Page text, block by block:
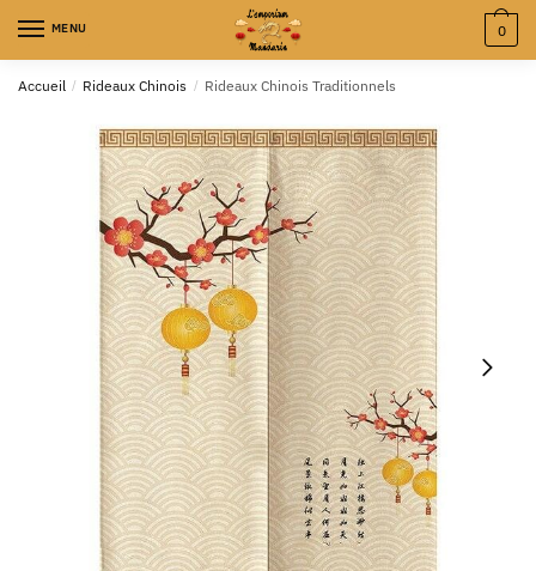
MENU 0
Accueil / Rideaux Chinois / Rideaux Chinois Traditionnels